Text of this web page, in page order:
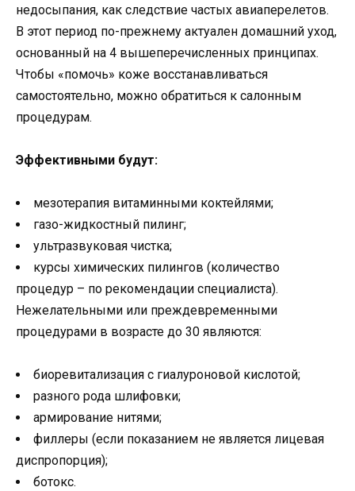
недосыпания, как следствие частых авиаперелетов.
В этот период по-прежнему актуален домашний уход,
основанный на 4 вышеперечисленных принципах.
Чтобы «помочь» коже восстанавливаться
самостоятельно, можно обратиться к салонным
процедурам.
Эффективными будут:
мезотерапия витаминными коктейлями;
газо-жидкостный пилинг;
ультразвуковая чистка;
курсы химических пилингов (количество
процедур – по рекомендации специалиста).
Нежелательными или преждевременными
процедурами в возрасте до 30 являются:
биоревитализация с гиалуроновой кислотой;
разного рода шлифовки;
армирование нитями;
филлеры (если показанием не является лицевая
диспропорция);
ботокс.